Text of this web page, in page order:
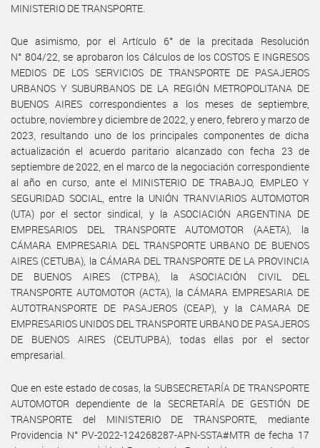
MINISTERIO DE TRANSPORTE.
Que asimismo, por el Artículo 6° de la precitada Resolución
N° 804/22, se aprobaron los Cálculos de los COSTOS E INGRESOS
MEDIOS DE LOS SERVICIOS DE TRANSPORTE DE PASAJEROS
URBANOS Y SUBURBANOS DE LA REGIÓN METROPOLITANA DE
BUENOS AIRES correspondientes a los meses de septiembre,
octubre, noviembre y diciembre de 2022, y enero, febrero y marzo de
2023, resultando uno de los principales componentes de dicha
actualización el acuerdo paritario alcanzado con fecha 23 de
septiembre de 2022, en el marco de la negociación correspondiente
al año en curso, ante el MINISTERIO DE TRABAJO, EMPLEO Y
SEGURIDAD SOCIAL, entre la UNIÓN TRANVIARIOS AUTOMOTOR
(UTA) por el sector sindical, y la ASOCIACIÓN ARGENTINA DE
EMPRESARIOS DEL TRANSPORTE AUTOMOTOR (AAETA), la
CÁMARA EMPRESARIA DEL TRANSPORTE URBANO DE BUENOS
AIRES (CETUBA), la CÁMARA DEL TRANSPORTE DE LA PROVINCIA
DE BUENOS AIRES (CTPBA), la ASOCIACIÓN CIVIL DEL
TRANSPORTE AUTOMOTOR (ACTA), la CÁMARA EMPRESARIA DE
AUTOTRANSPORTE DE PASAJEROS (CEAP), y la CAMARA DE
EMPRESARIOS UNIDOS DEL TRANSPORTE URBANO DE PASAJEROS
DE BUENOS AIRES (CEUTUPBA), todas ellas por el sector
empresarial.
Que en este estado de cosas, la SUBSECRETARÍA DE TRANSPORTE
AUTOMOTOR dependiente de la SECRETARÍA DE GESTIÓN DE
TRANSPORTE del MINISTERIO DE TRANSPORTE, mediante
Providencia N° PV-2022-124268287-APN-SSTA#MTR de fecha 17